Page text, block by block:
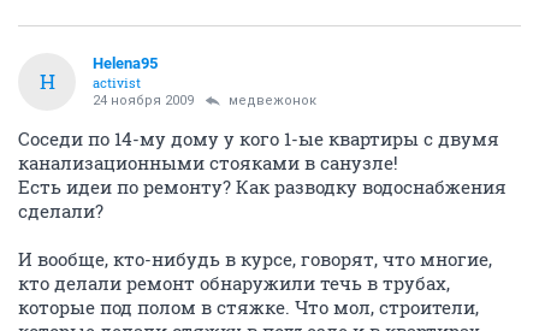
H
Helena95
activist
24 ноября 2009 медвежонок
Соседи по 14-му дому у кого 1-ые квартиры с двумя
канализационными стояками в санузле!
Есть идеи по ремонту? Как разводку водоснабжения
сделали?
И вообще, кто-нибудь в курсе, говорят, что многие,
кто делали ремонт обнаружили течь в трубах,
которые под полом в стяжке. Что мол, строители,